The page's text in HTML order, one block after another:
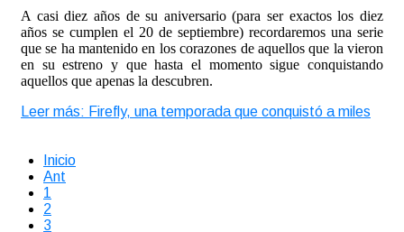
A casi diez años de su aniversario (para ser exactos los diez
años se cumplen el 20 de septiembre) recordaremos una serie
que se ha mantenido en los corazones de aquellos que la vieron
en su estreno y que hasta el momento sigue conquistando
aquellos que apenas la descubren.
Leer más: Firefly, una temporada que conquistó a miles
Inicio
Ant
1
2
3